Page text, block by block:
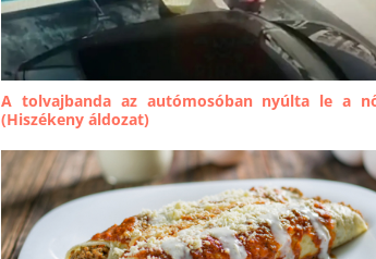
A tolvajbanda az autómosóban nyúlta le a
(Hiszékeny áldozat)